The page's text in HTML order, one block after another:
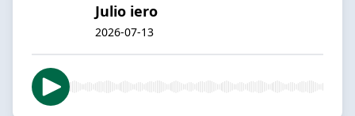
Julio iero
2026-07-13